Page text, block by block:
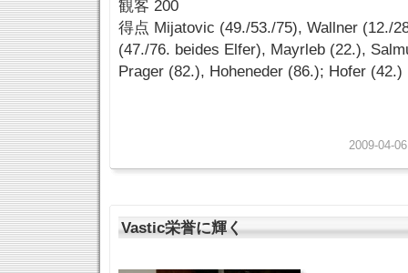
観客 200
得点 Mijatovic (49./53./75), Wallner (12./
(47./76. beides Elfer), Mayrleb (22.),
Prager (82.), Hoheneder (86.); Hofer (42.)
2009-04-
Vastic栄誉に輝く